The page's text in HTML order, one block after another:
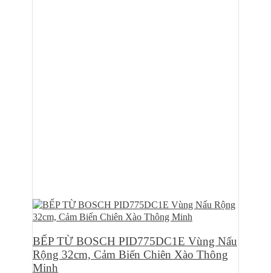
BẾP TỪ BOSCH PID775DC1E Vùng Nấu
Rộng 32cm, Cảm Biến Chiên Xào Thông
Minh